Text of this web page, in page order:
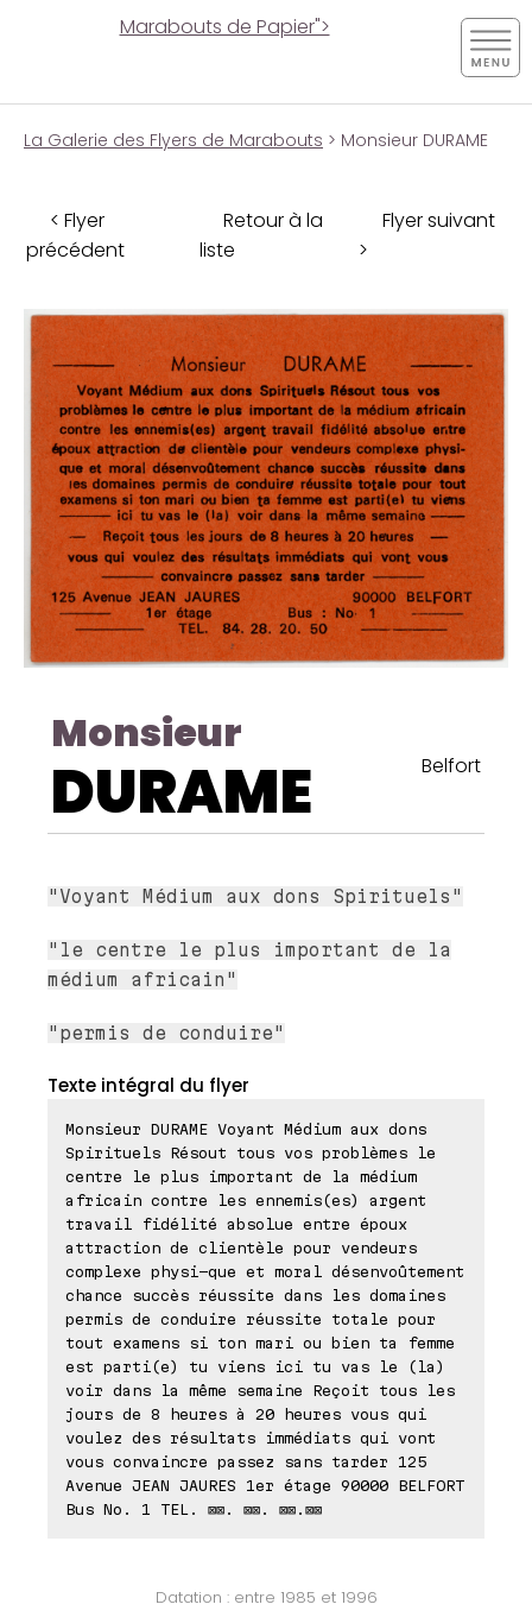
Marabouts de Papier">
La Galerie des Flyers de Marabouts > Monsieur DURAME
< Flyer
précédent
Retour à la
liste
Flyer suivant
>
Monsieur
DURAME Belfort
"Voyant Médium aux dons Spirituels"
"le centre le plus important de la
médium africain"
"permis de conduire"
Texte intégral du flyer
Monsieur DURAME Voyant Médium aux dons
Spirituels Résout tous vos problèmes le
centre le plus important de la médium
africain contre les ennemis(es) argent
travail fidélité absolue entre époux
attraction de clientèle pour vendeurs
complexe physi-que et moral désenvoûtement
chance succès réussite dans les domaines
permis de conduire réussite totale pour
tout examens si ton mari ou bien ta femme
est parti(e) tu viens ici tu vas le (la)
voir dans la même semaine Reçoit tous les
jours de 8 heures à 20 heures vous qui
voulez des résultats immédiats qui vont
vous convaincre passez sans tarder 125
Avenue JEAN JAURES 1er étage 90000 BELFORT
Bus No. 1 TEL. ⊠⊠. ⊠⊠. ⊠⊠.⊠⊠
Datation : entre 1985 et 1996